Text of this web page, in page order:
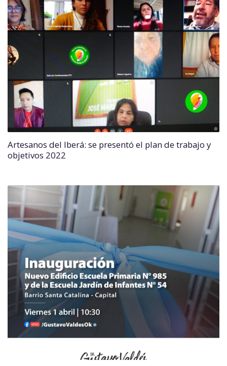
Artesanos del Iberá: se presentó el plan de trabajo y
objetivos 2022